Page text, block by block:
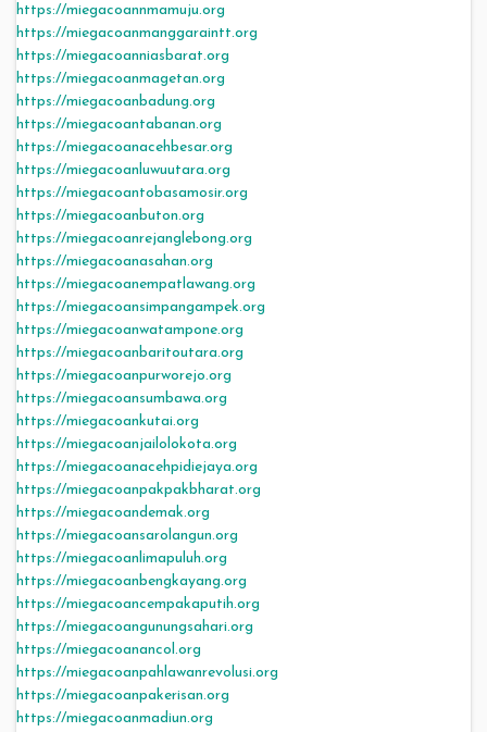
https://miegacoannmamuju.org
https://miegacoanmanggaraintt.org
https://miegacoanniasbarat.org
https://miegacoanmagetan.org
https://miegacoanbadung.org
https://miegacoantabanan.org
https://miegacoanacehbesar.org
https://miegacoanluwuutara.org
https://miegacoantobasamosir.org
https://miegacoanbuton.org
https://miegacoanrejanglebong.org
https://miegacoanasahan.org
https://miegacoanempatlawang.org
https://miegacoansimpangampek.org
https://miegacoanwatampone.org
https://miegacoanbaritoutara.org
https://miegacoanpurworejo.org
https://miegacoansumbawa.org
https://miegacoankutai.org
https://miegacoanjailolokota.org
https://miegacoanacehpidiejaya.org
https://miegacoanpakpakbharat.org
https://miegacoandemak.org
https://miegacoansarolangun.org
https://miegacoanlimapuluh.org
https://miegacoanbengkayang.org
https://miegacoancempakaputih.org
https://miegacoangunungsahari.org
https://miegacoanancol.org
https://miegacoanpahlawanrevolusi.org
https://miegacoanpakerisan.org
https://miegacoanmadiun.org